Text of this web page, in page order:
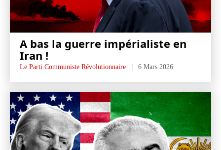
A bas la guerre impérialiste en
Iran !
Le Parti Communiste Révolutionnaire 6 Mars 2026